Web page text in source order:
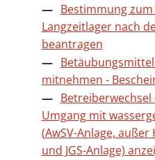
Bestimmung
Langzeitlager nach
beantragen
mitnehmen -
Umgang mit
(AwSV-Anlage,
und JGS-Anlage)